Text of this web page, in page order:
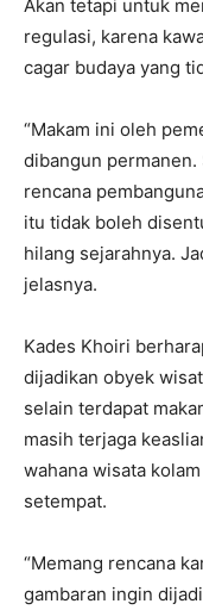
Akan tetapi untuk
regulasi, karena
cagar budaya yang
“Makam ini oleh
dibangun
rencana
itu tidak boleh
hilang sejarahnya.
jelasnya.
Kades Khoiri
dijadikan obyek
selain terdapat
masih terjaga
wahana wisata
setempat.
“Memang rencana
gambaran ingin